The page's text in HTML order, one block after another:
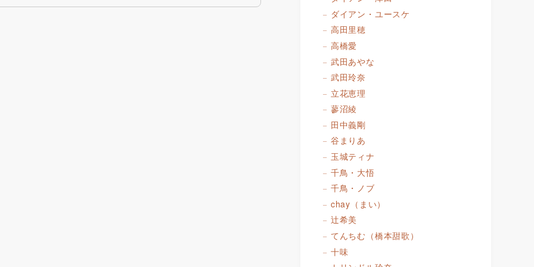
ダイアン・ユースケ
高田里穂
高橋愛
武田あやな
武田玲奈
立花恵理
蓼沼綾
田中義剛
谷まりあ
玉城ティナ
千鳥・大悟
千鳥・ノブ
chay（まい）
辻希美
てんちむ（橋本甜歌）
十味